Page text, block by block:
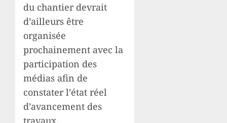
du chantier devrait
d’ailleurs être
organisée
prochainement avec la
participation des
médias afin de
constater l’état réel
d’avancement des